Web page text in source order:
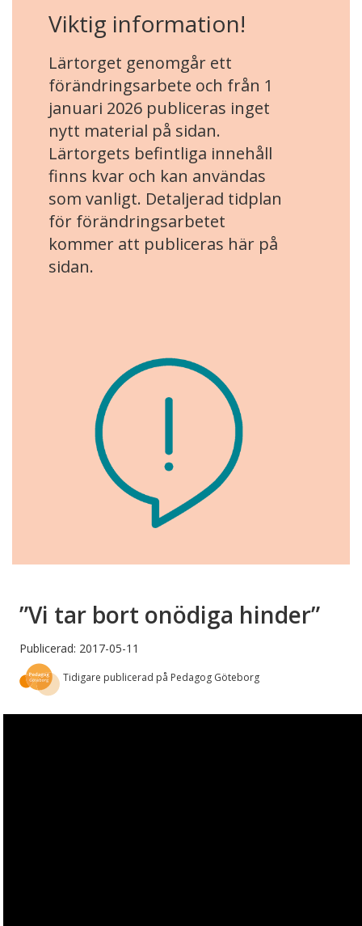
Viktig information!
Lärtorget genomgår ett
förändringsarbete och från 1
januari 2026 publiceras inget
nytt material på sidan.
Lärtorgets befintliga innehåll
finns kvar och kan användas
som vanligt. Detaljerad tidplan
för förändringsarbetet
kommer att publiceras här på
sidan.
”Vi tar bort onödiga hinder”
Publicerad: 2017-05-11
Tidigare publicerad på Pedagog Göteborg